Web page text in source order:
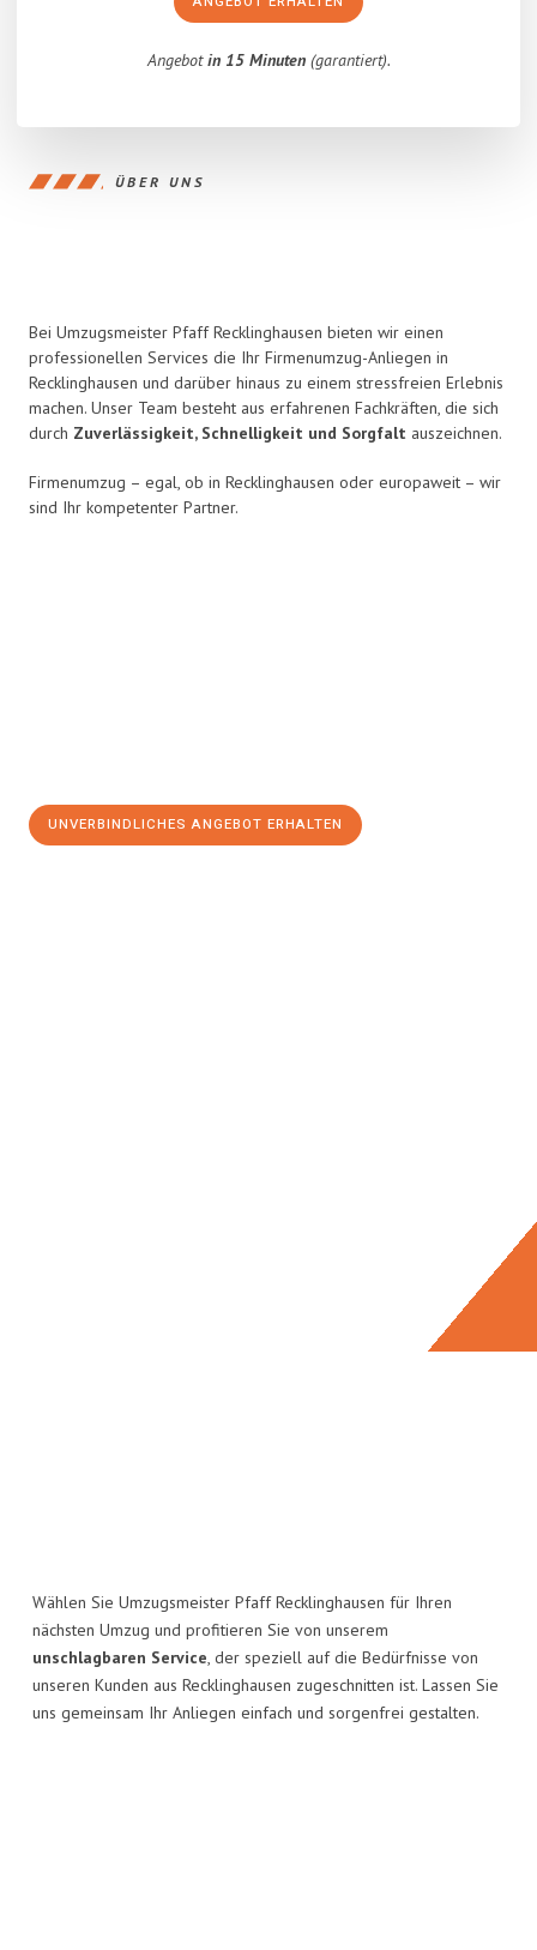
Angebotin 15 Minuten(garantiert).
ÜBER UNS
Bei Umzugsmeister Pfaff Recklinghausen bieten wir einen
professionellen Services die Ihr Firmenumzug-Anliegen in
Recklinghausen und darüber hinaus zu einem stressfreien Erlebnis
machen. Unser Team besteht aus erfahrenen Fachkräften, die sich
durch Zuverlässigkeit, Schnelligkeit und Sorgfalt auszeichnen.
Firmenumzug – egal, ob in Recklinghausen oder europaweit – wir
sind Ihr kompetenter Partner.
UNVERBINDLICHES ANGEBOT ERHALTEN
Wählen Sie Umzugsmeister Pfaff Recklinghausen für Ihren
nächsten Umzug und profitieren Sie von unserem
unschlagbaren Service, der speziell auf die Bedürfnisse von
unseren Kunden aus Recklinghausen zugeschnitten ist. Lassen Sie
uns gemeinsam Ihr Anliegen einfach und sorgenfrei gestalten.